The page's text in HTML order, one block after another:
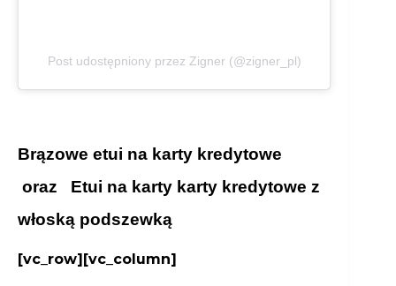
Post udostępniony przez Zigner (@zigner_pl)
Brązowe etui na karty kredytowe
oraz Etui na karty karty kredytowe z
włoską podszewką
[vc_row][vc_column]